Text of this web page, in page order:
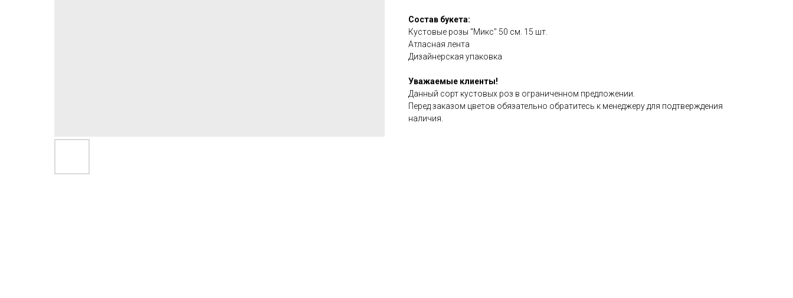
Состав букета:
Кустовые розы "Микс" 50 см. 15 шт.
Атласная лента
Дизайнерская упаковка
Уважаемые клиенты!
Данный сорт кустовых роз в ограниченном предложении.
Перед заказом цветов обязательно обратитесь к менеджеру для подтверждения
наличия.